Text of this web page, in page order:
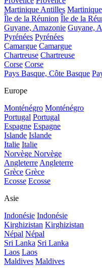
Martinique Antilles
Île de la Réunion Île de la
Guyane, Amazonie Guyane,
Pyrénées Pyrénées
Camargue Camargue
Chartreuse Chartreuse
Corse Corse
Pays Basque, Côte Basque
Europe
Monténégro Monténégro
Portugal Portugal
Espagne Espagne
Islande Islande
Italie Italie
Norvège Norvège
Angleterre Angleterre
Grèce Grèce
Ecosse Ecosse
Asie
Indonésie Indonésie
Kirghizistan Kirghizistan
Népal Népal
Sri Lanka Sri Lanka
Laos Laos
Maldives Maldives